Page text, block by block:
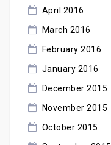
April 2016
March 2016
February 2016
January 2016
December 2015
November 2015
October 2015